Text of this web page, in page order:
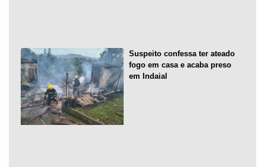
Suspeito confessa ter ateado
fogo em casa e acaba preso
em Indaial